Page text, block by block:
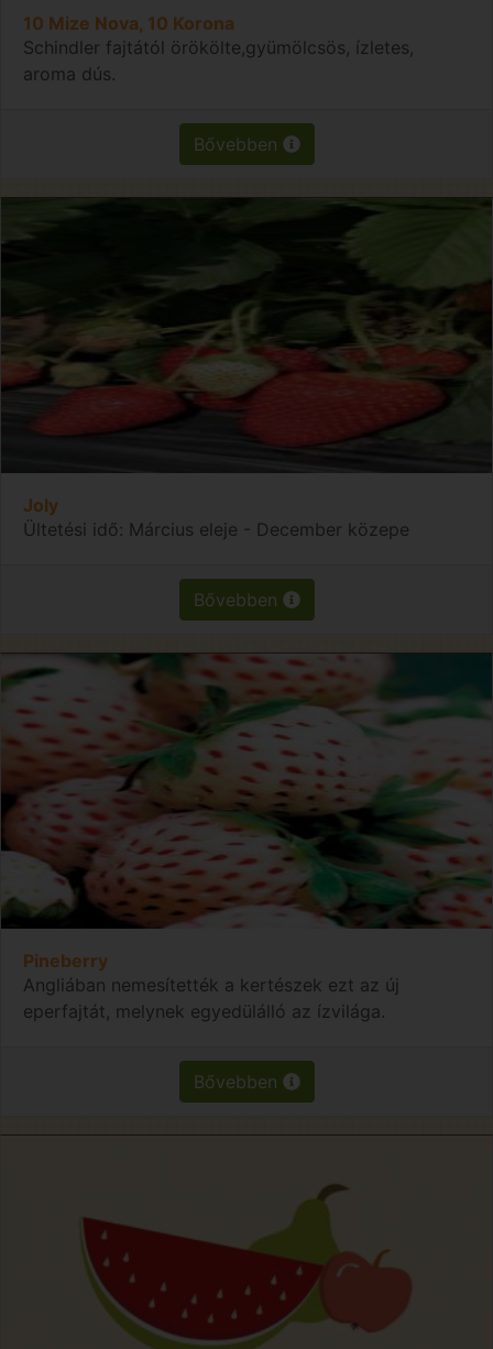
10 Mize Nova, 10 Korona
Schindler fajtától örökölte,gyümölcsös, ízletes,
aroma dús.
Bővebben
Joly
Ültetési idő: Március eleje - December közepe
Bővebben
Pineberry
Angliában nemesítették a kertészek ezt az új
eperfajtát, melynek egyedülálló az ízvilága.
Bővebben